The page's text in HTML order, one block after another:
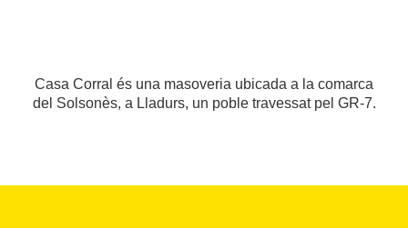
Casa Corral és una masoveria ubicada a la comarca
del Solsonès, a Lladurs, un poble travessat pel GR-7.